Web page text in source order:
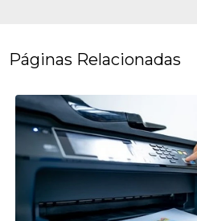
Páginas Relacionadas